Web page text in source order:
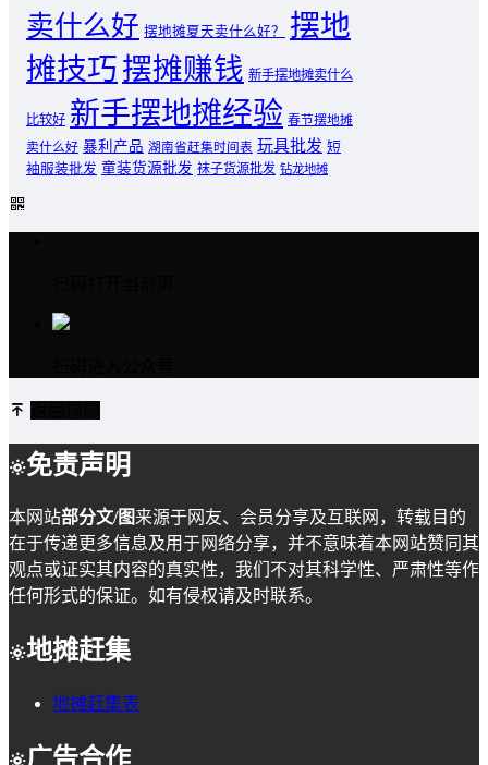
卖什么好 摆地摊夏天卖什么好？
摆地
摊技巧摆摊赚钱 新手摆地摊卖什么
比较好 新手摆地摊经验 春节摆地摊
卖什么好 暴利产品 湖南省赶集时间表 玩具批发 短
袖服装批发 童装货源批发 袜子货源批发 钻龙地摊
免责声明
本网站部分文/图来源于网友、会员分享及互联网，转载目的
在于传递更多信息及用于网络分享，并不意味着本网站赞同其
观点或证实其内容的真实性，我们不对其科学性、严肃性等作
任何形式的保证。如有侵权请及时联系。
地摊赶集
地摊赶集表
广告合作